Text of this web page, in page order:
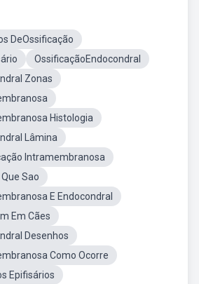
DeOssificação
OssificaçãoEndocondral
Zonas
Histologia
Lâmina
Intramembranosa
Sao
E Endocondral
Em Cães
Desenhos
Como Ocorre
Epifisários